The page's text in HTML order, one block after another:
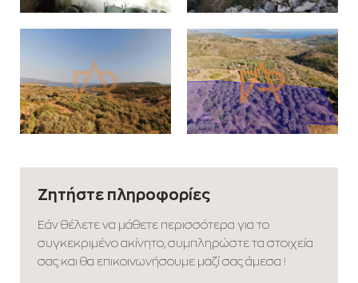
Ζητήστε πληροφορίες
Εάν θέλετε να μάθετε περισσότερα για το
συγκεκριμένο ακίνητο, συμπληρώστε τα στοιχεία
σας και θα επικοινωνήσουμε μαζί σας άμεσα !